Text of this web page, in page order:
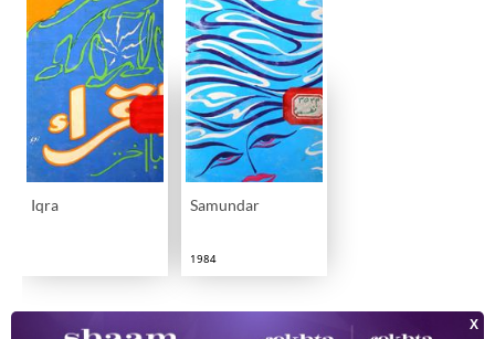
Iqra Samundar
1984
वीडियो4